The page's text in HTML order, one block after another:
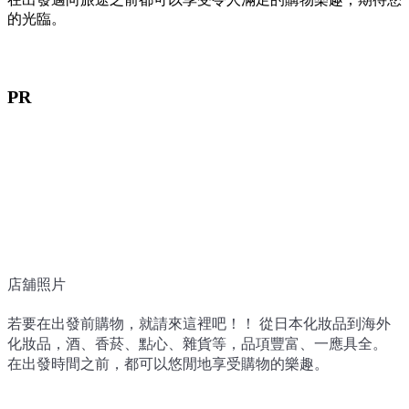
的光臨。
PR
店舖照片
若要在出發前購物，就請來這裡吧！！ 從日本化妝品到海外
化妝品，酒、香菸、點心、雜貨等，品項豐富、一應具全。
在出發時間之前，都可以悠閒地享受購物的樂趣。